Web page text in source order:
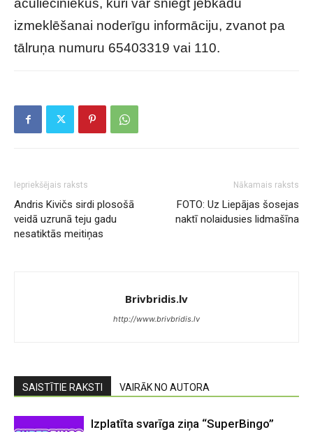
aculieciniekus, kuri var sniegt jebkādu
izmeklēšanai noderīgu informāciju, zvanot pa
tālruņa numuru 65403319 vai 110.
Iepriekšējais raksts
Andris Kivičs sirdi plosošā
veidā uzrunā teju gadu
nesatiktās meitiņas
Nākamais raksts
FOTO: Uz Liepājas šosejas
naktī nolaidusies lidmašīna
Brivbridis.lv
http://www.brivbridis.lv
SAISTĪTIE RAKSTI VAIRĀK NO AUTORA
Izplatīta svarīga ziņa “SuperBingo”